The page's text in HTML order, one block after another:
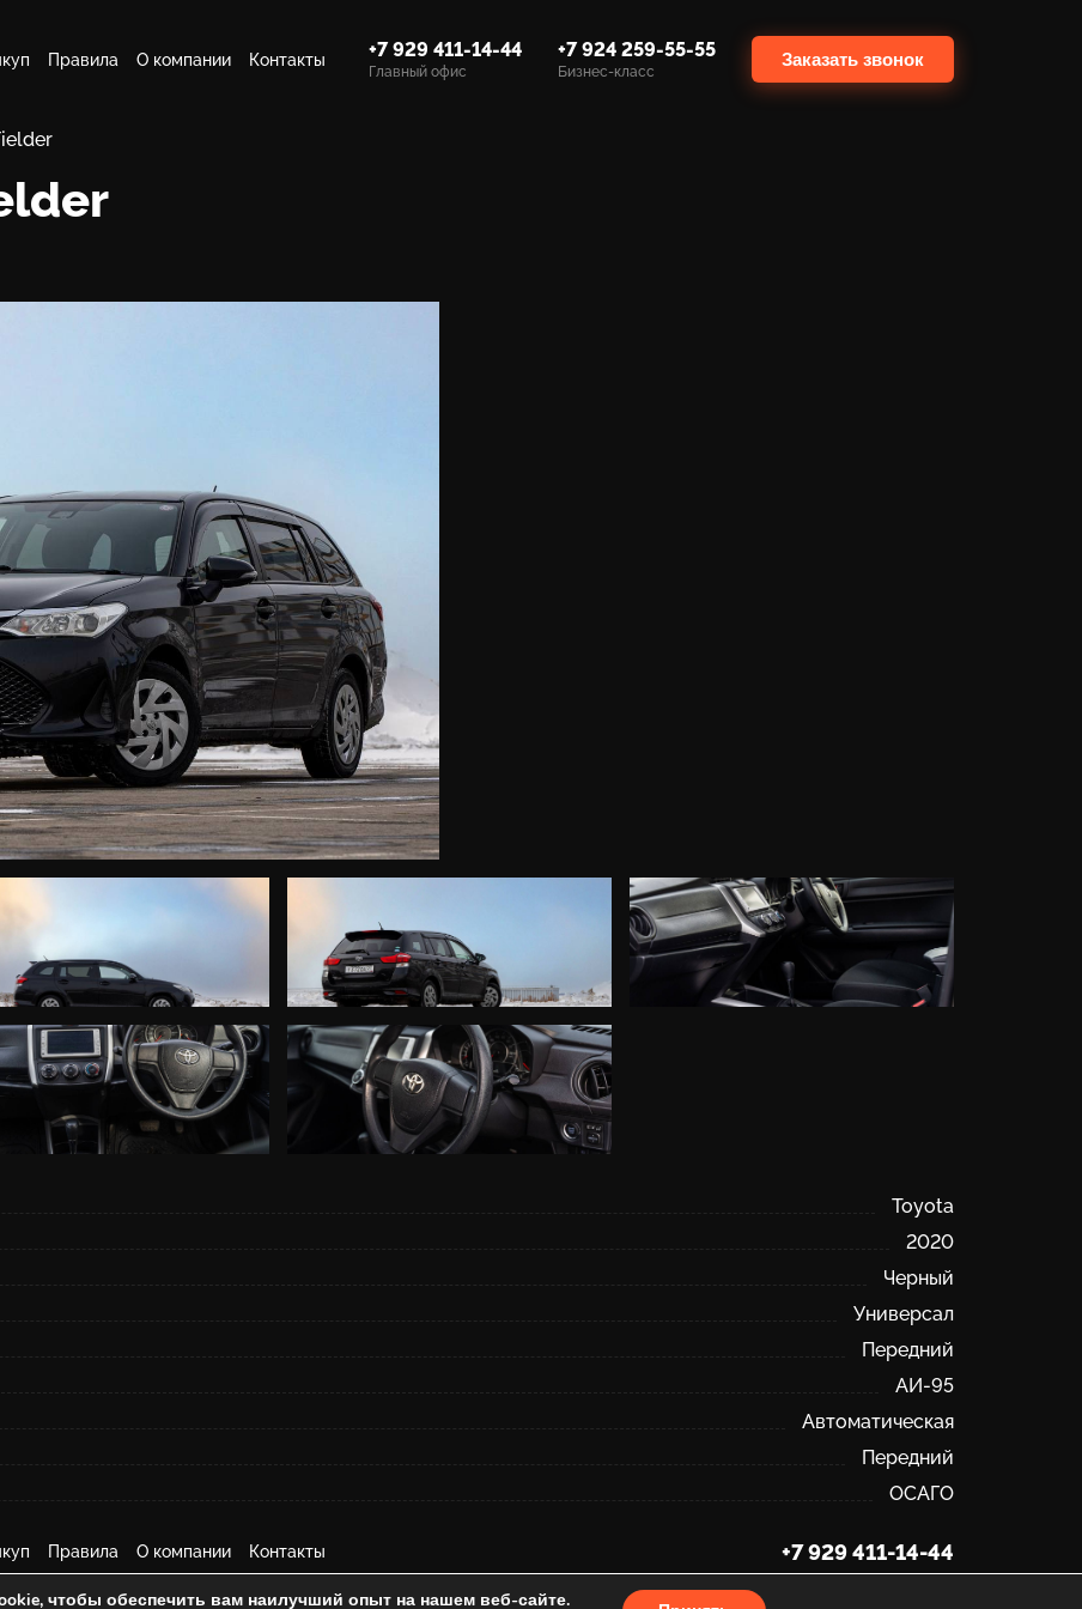
Правила О компании Контакты +7 929 411-14-44
Главный офис
+7 924 259-55-55
Бизнес-класс
Заказать звонок
Toyota
2020
Черный
Универсал
Передний
АИ-95
Автоматическая
Передний
ОСАГО
Правила О компании Контакты +7 929 411-14-44
Политика обработки ПД
чтобы обеспечить вам наилучший опыт на нашем веб-сайте.